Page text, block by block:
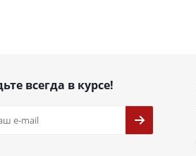
всегда в курсе!